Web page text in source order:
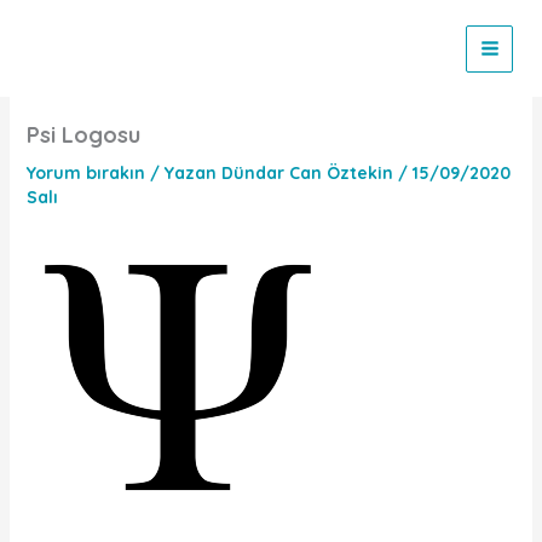
Psi Logosu
Yorum bırakın / Yazan Dündar Can Öztekin / 15/09/2020
Salı